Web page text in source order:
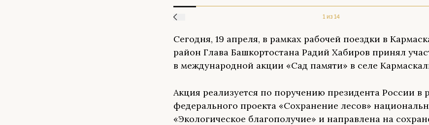
1 из 14
Сегодня, 19 апреля, в рамках рабочей поездки в
район Глава Башкортостана Радий Хабиров принял
в международной акции «Сад памяти» в селе
Акция реализуется по поручению президента России в
федерального проекта «Сохранение лесов»
«Экологическое благополучие» и направлена на